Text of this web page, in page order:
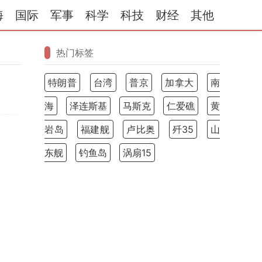
国际 军事 科学 科技 财经 其他
热门标签
特朗普 台湾 普京 加拿大
南
海
泽连斯基 马斯克 仁爱礁
黄
岩岛
福建舰 卢比奥 歼35
山
东舰
钓鱼岛 涡扇15